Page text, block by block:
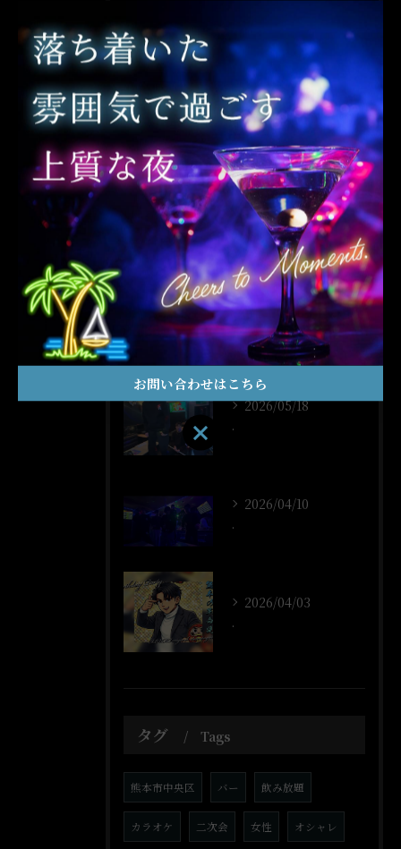
全てのカテゴリー
BAR BEACH
BAR OCEAN
一人飲み
貸切
団体
朝まで
デート
最近の投稿 Recent Posts
2026/05/18
.
2026/04/10
.
2026/04/03
.
タグ Tags
熊本市中央区 バー 飲み放題
カラオケ 二次会 女性 オシャレ
お問い合わせはこちら
お問い合わせはこちら